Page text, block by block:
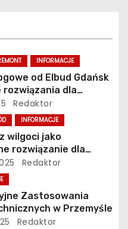
INFORMACJE
od Elbud Gdańsk
rozwiązania dla
i inwestycji
Redaktor
INFORMACJE
wilgoci jako
rozwiązanie dla
i bezpiecznego
Redaktor
Zastosowania
w Przemyśle
Redaktor